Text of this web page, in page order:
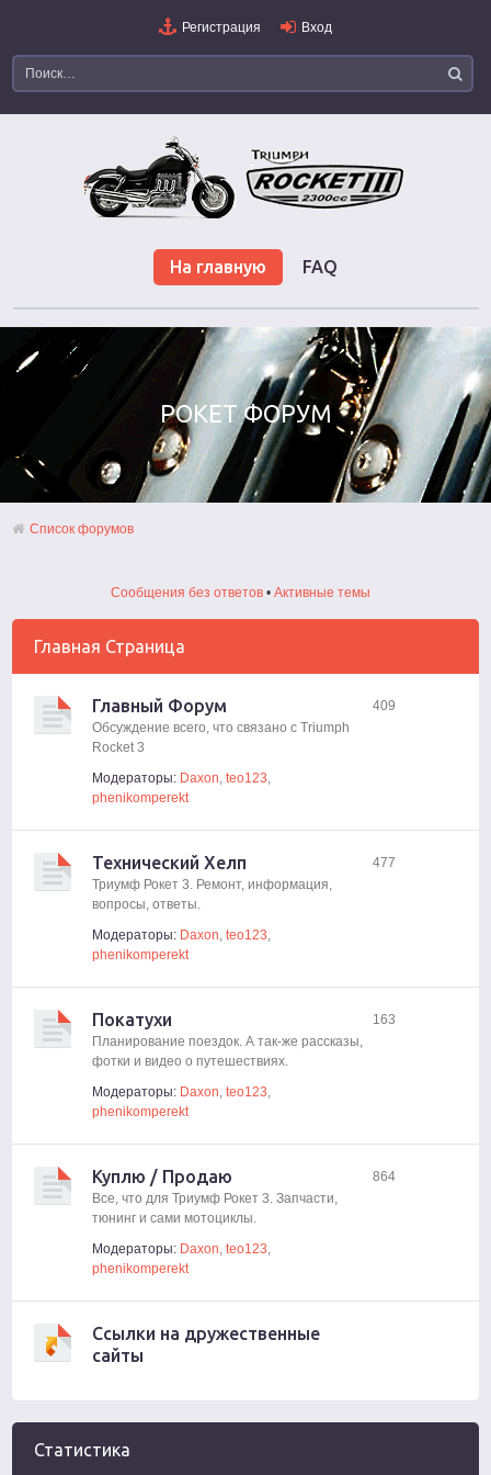
Регистрация Вход
На главную FAQ
РОКЕТ ФОРУМ
Список форумов
Сообщения без ответов• Активные темы
Главная Страница
Главный Форум
Обсуждение всего, что связано с Triumph
Rocket 3
Модераторы: Daxon,teo123,
phenikomperekt
409
Технический Хелп
Триумф Рокет 3. Ремонт, информация,
вопросы, ответы.
Модераторы: Daxon,teo123,
phenikomperekt
477
Покатухи
Планирование поездок. А так-же рассказы,
фотки и видео о путешествиях.
Модераторы: Daxon,teo123,
phenikomperekt
163
Куплю / Продаю
Все, что для Триумф Рокет 3. Запчасти,
тюнинг и сами мотоциклы.
Модераторы: Daxon,teo123,
phenikomperekt
864
Ссылки на дружественные
сайты
Статистика